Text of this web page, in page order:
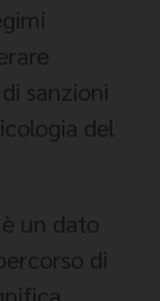
sanzioni
del
un dato
di